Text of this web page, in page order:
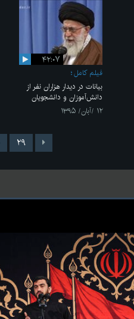
۴۲:۰۷
فیلم کامل
بیانات در دیدار هزاران نفر از
دانش‌آموزان و دانشجویان
۱۲ /آبان/ ۱۳۹۵
۲۹